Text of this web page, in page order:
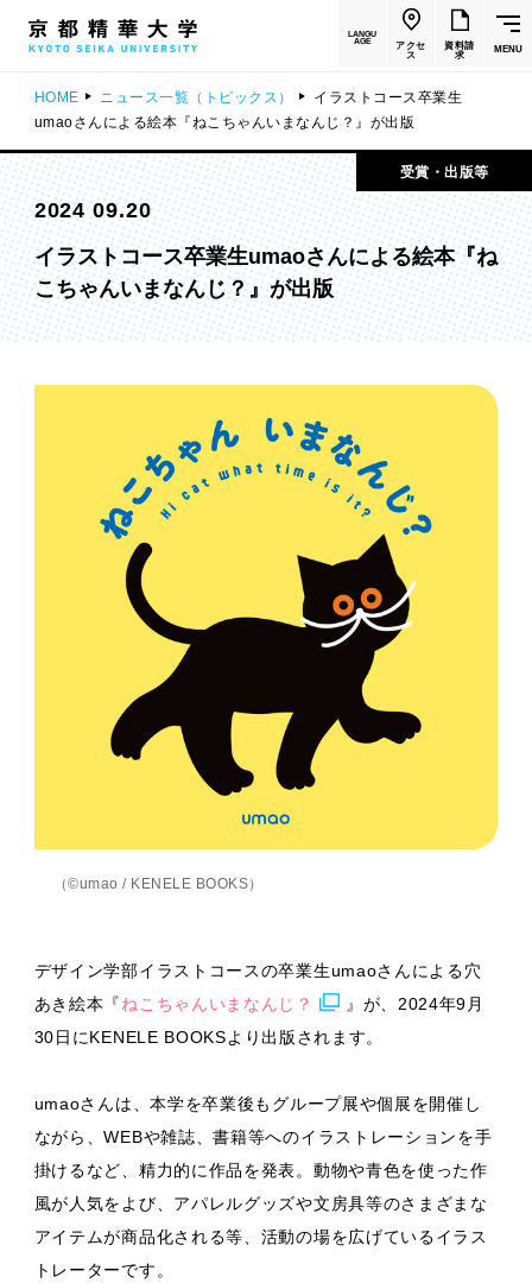
LANGU
AGE
アクセ
ス
資料請
求
MENU
HOME ニュース一覧（トピックス）
イラストコース卒業生
umaoさんによる絵本『ねこちゃんいまなんじ？』が出版
受賞・出版等
2024 09.20
イラストコース卒業生umaoさんによる絵本『ね
こちゃんいまなんじ？』が出版
（©umao / KENELE BOOKS）
デザイン学部イラストコースの卒業生umaoさんによる穴
あき絵本『ねこちゃんいまなんじ？
』が、2024年9月
30日にKENELE BOOKSより出版されます。
umaoさんは、本学を卒業後もグループ展や個展を開催し
ながら、WEBや雑誌、書籍等へのイラストレーションを手
掛けるなど、精力的に作品を発表。動物や青色を使った作
風が人気をよび、アパレルグッズや文房具等のさまざまな
アイテムが商品化される等、活動の場を広げているイラス
トレーターです。